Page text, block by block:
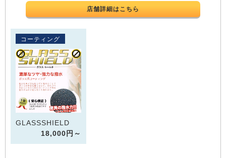
店舗詳細はこちら
コーティング
GLASSSHIELD
18,000円～